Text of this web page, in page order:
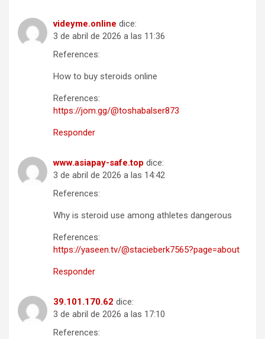
videyme.online dice:
3 de abril de 2026 a las 11:36
References:
How to buy steroids online
References:
https://jom.gg/@toshabalser873
Responder
www.asiapay-safe.top dice:
3 de abril de 2026 a las 14:42
References:
Why is steroid use among athletes dangerous
References:
https://yaseen.tv/@stacieberk7565?page=about
Responder
39.101.170.62 dice:
3 de abril de 2026 a las 17:10
References: